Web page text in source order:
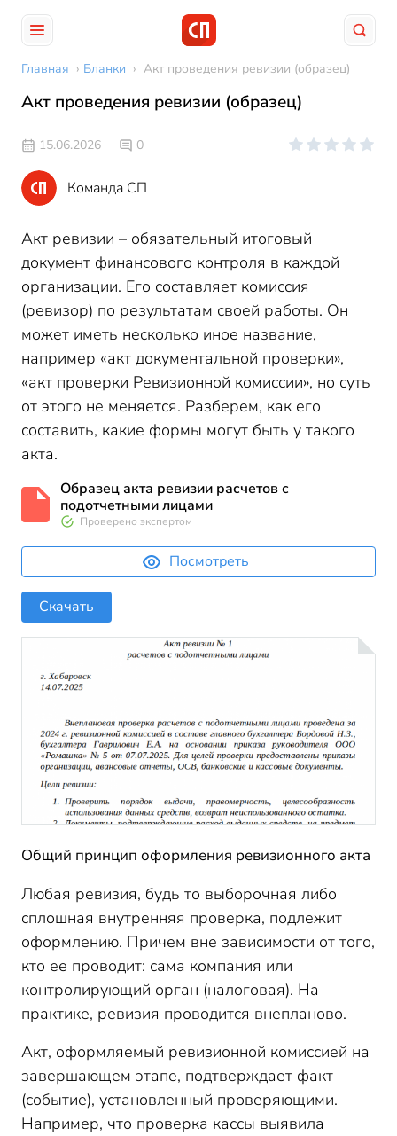
Главная › Бланки › Акт проведения ревизии (образец)
Акт проведения ревизии (образец)
15.06.2026 0
Команда СП
Акт ревизии – обязательный итоговый
документ финансового контроля в каждой
организации. Его составляет комиссия
(ревизор) по результатам своей работы. Он
может иметь несколько иное название,
например «акт документальной проверки»,
«акт проверки Ревизионной комиссии», но суть
от этого не меняется. Разберем, как его
составить, какие формы могут быть у такого
акта.
Образец акта ревизии расчетов с
подотчетными лицами
Проверено экспертом
Посмотреть
Скачать
Общий принцип оформления ревизионного акта
Любая ревизия, будь то выборочная либо
сплошная внутренняя проверка, подлежит
оформлению. Причем вне зависимости от того,
кто ее проводит: сама компания или
контролирующий орган (налоговая). На
практике, ревизия проводится внепланово.
Акт, оформляемый ревизионной комиссией на
завершающем этапе, подтверждает факт
(событие), установленный проверяющими.
Например, что проверка кассы выявила